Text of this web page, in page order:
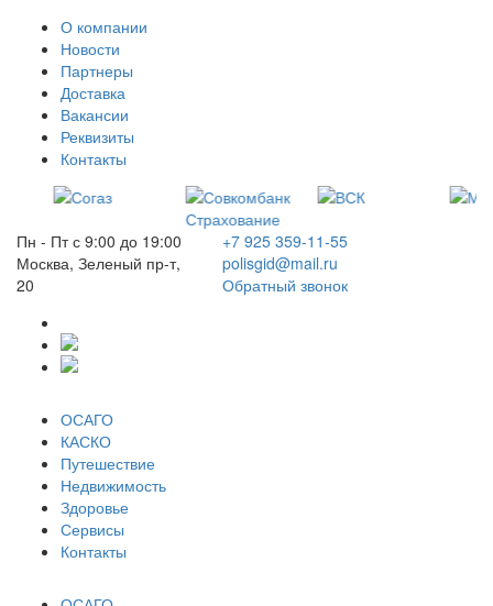
О компании
Новости
Партнеры
Доставка
Вакансии
Реквизиты
Контакты
Пн - Пт с 9:00 до 19:00
Москва, Зеленый пр-т,
20
+7 925 359-11-55
polisgid@mail.ru
Обратный звонок
ОСАГО
КАСКО
Путешествие
Недвижимость
Здоровье
Сервисы
Контакты